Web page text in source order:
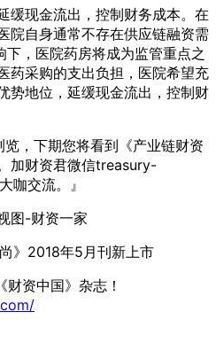
缓现金流出，控制财务成本。在
院自身通常不存在供应链融资需
下，医院药房将成为监管重点之
药采购的支出负担，医院希望充
势地位，延缓现金流出，控制财
，下期您将看到《产业链财资
加财资君微信treasury-
咖交流。』
》2018年5月刊新上市
资中国》杂志！